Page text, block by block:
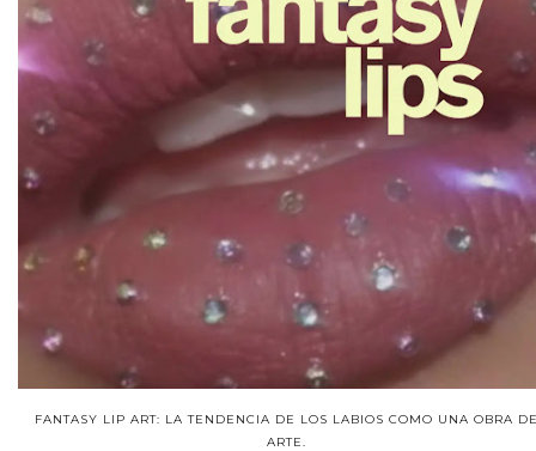
FANTASY LIP ART: LA TENDENCIA DE LOS LABIOS COMO UNA OBRA
ARTE.